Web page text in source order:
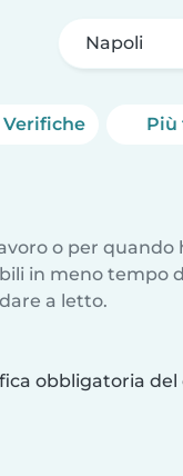
Napoli
Verifiche
o per quando
in meno tempo
a letto.
obbligatoria